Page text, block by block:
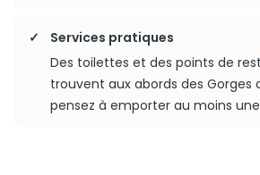
Services pratiques
Des toilettes et des points de
trouvent aux abords des Gorges
pensez à emporter au moins